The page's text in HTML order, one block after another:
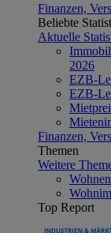
Finanzen,
Beliebte
Aktuelle
2026
EZB-
EZB-
Finanzen,
Themen
Weitere
Top Report